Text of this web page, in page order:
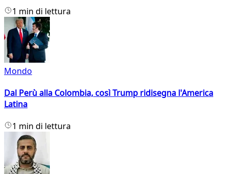
1 min di lettura
Mondo
Dal Perù alla Colombia, così Trump ridisegna l'America
Latina
1 min di lettura